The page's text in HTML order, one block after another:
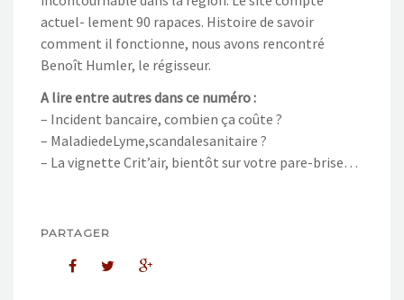
actuel- lement 90 rapaces. Histoire de savoir
comment il fonctionne, nous avons rencontré
Benoît Humler, le régisseur.
A lire entre autres dans ce numéro :
– Incident bancaire, combien ça coûte ?
– MaladiedeLyme,scandalesanitaire ?
– La vignette Crit’air, bientôt sur votre pare-brise…
PARTAGER